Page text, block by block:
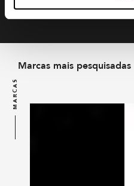
MARCAS
Marcas mais pesquisadas